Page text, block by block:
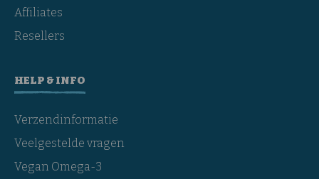
Affiliates
Resellers
HELP & INFO
Verzendinformatie
Veelgestelde vragen
Vegan Omega-3